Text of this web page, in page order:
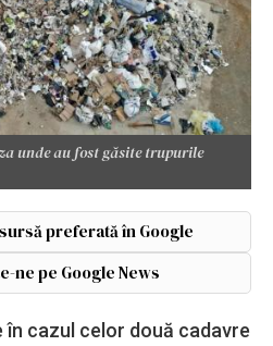
unde au fost găsite trupurile
preferată în Google
ne pe Google News
cazul celor două cadavre